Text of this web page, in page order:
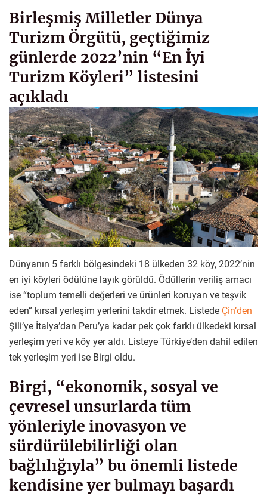
Birleşmiş Milletler Dünya
Turizm Örgütü, geçtiğimiz
günlerde 2022’nin “En İyi
Turizm Köyleri” listesini
açıkladı
Dünyanın 5 farklı bölgesindeki 18 ülkeden 32 köy, 2022’nin
en iyi köyleri ödülüne layık görüldü. Ödüllerin veriliş amacı
ise “toplum temelli değerleri ve ürünleri koruyan ve teşvik
eden” kırsal yerleşim yerlerini takdir etmek. Listede Çin’den
Şili’ye İtalya’dan Peru’ya kadar pek çok farklı ülkedeki kırsal
yerleşim yeri ve köy yer aldı. Listeye Türkiye’den dahil edilen
tek yerleşim yeri ise Birgi oldu.
Birgi, “ekonomik, sosyal ve
çevresel unsurlarda tüm
yönleriyle inovasyon ve
sürdürülebilirliği olan
bağlılığıyla” bu önemli listede
kendisine yer bulmayı başardı